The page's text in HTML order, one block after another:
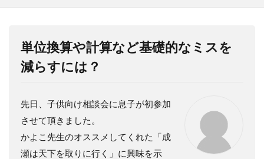
単位換算や計算など基礎的なミスを
減らすには？
先日、子供向け相談会に息子が初参加
させて頂きました。
かよこ先生のオススメしてくれた「成
瀬は天下を取りに行く」に興味を示